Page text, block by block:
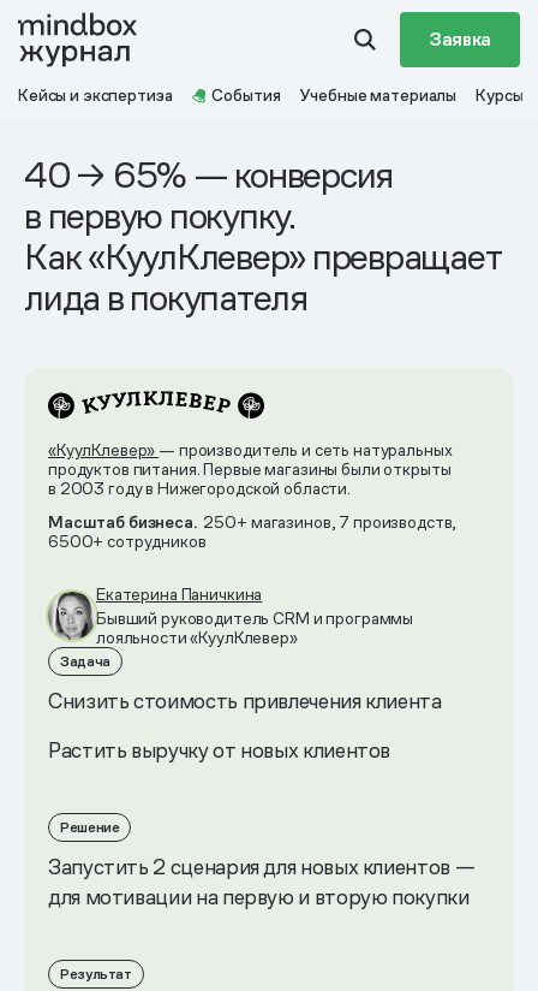
Заявка
Кейсы и экспертиза События Учебные материалы Курсы
40 → 65% — конверсия
в первую покупку.
Как «КуулКлевер» превращает
лида в покупателя
«КуулКлевер» — производитель и сеть натуральных
продуктов питания. Первые магазины были открыты
в 2003 году в Нижегородской области.
Масштаб бизнеса. 250+ магазинов, 7 производств,
6500+ сотрудников
Екатерина Паничкина
Бывший руководитель CRM и программы
лояльности «КуулКлевер»
Задача
Снизить стоимость привлечения клиента
Растить выручку от новых клиентов
Решение
Запустить 2 сценария для новых клиентов —
для мотивации на первую и вторую покупки
Результат